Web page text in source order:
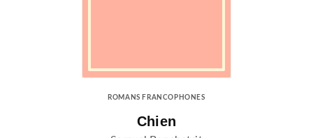
ROMANS FRANCOPHONES
Chien